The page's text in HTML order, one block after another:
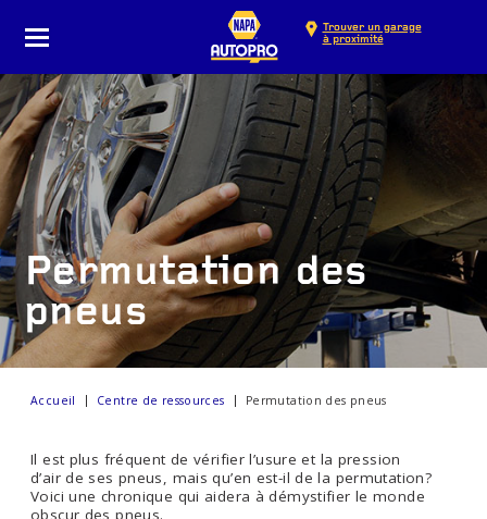
Trouver un garage
à proximité
Permutation des
pneus
Accueil Centre de ressources Permutation des pneus
Il est plus fréquent de vérifier l’usure et la pression
d’air de ses pneus, mais qu’en est-il de la permutation?
Voici une chronique qui aidera à démystifier le monde
obscur des pneus.